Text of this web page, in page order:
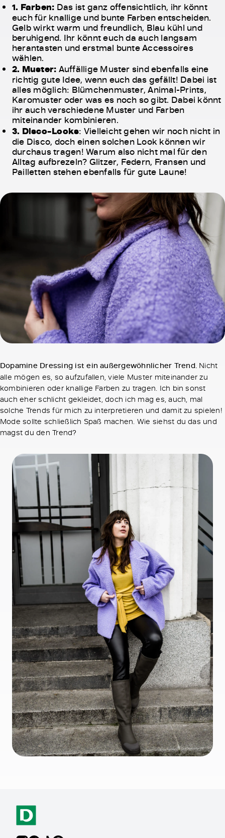
1. Farben: Das ist ganz offensichtlich, ihr könnt
euch für knallige und bunte Farben entscheiden.
Gelb wirkt warm und freundlich, Blau kühl und
beruhigend. Ihr könnt euch da auch langsam
herantasten und erstmal bunte Accessoires
wählen.
2. Muster: Auffällige Muster sind ebenfalls eine
richtig gute Idee, wenn euch das gefällt! Dabei ist
alles möglich: Blümchenmuster, Animal-Prints,
Karomuster oder was es noch so gibt. Dabei könnt
ihr auch verschiedene Muster und Farben
miteinander kombinieren.
3. Disco-Looks: Vielleicht gehen wir noch nicht in
die Disco, doch einen solchen Look können wir
durchaus tragen! Warum also nicht mal für den
Alltag aufbrezeln? Glitzer, Federn, Fransen und
Pailletten stehen ebenfalls für gute Laune!
Dopamine Dressing ist ein außergewöhnlicher Trend. Nicht
alle mögen es, so aufzufallen, viele Muster miteinander zu
kombinieren oder knallige Farben zu tragen. Ich bin sonst
auch eher schlicht gekleidet, doch ich mag es, auch, mal
solche Trends für mich zu interpretieren und damit zu spielen!
Mode sollte schließlich Spaß machen. Wie siehst du das und
magst du den Trend?